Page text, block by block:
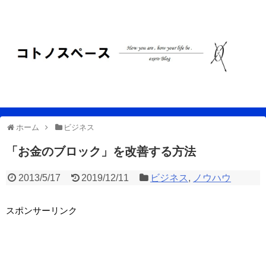
ホーム ビジネス
「お金のブロック」を改善する方法
2013/5/17 2019/12/11 ビジネス, ノウハウ
スポンサーリンク